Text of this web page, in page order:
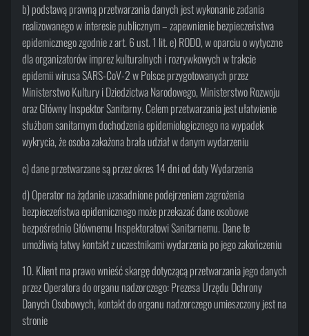
b) podstawą prawną przetwarzania danych jest wykonanie zadania
realizowanego w interesie publicznym – zapewnienie bezpieczeństwa
epidemicznego zgodnie z art. 6 ust. 1 lit. e) RODO, w oparciu o wytyczne
dla organizatorów imprez kulturalnych i rozrywkowych w trakcie
epidemii wirusa SARS-CoV-2 w Polsce przygotowanych przez
Ministerstwo Kultury i Dziedzictwa Narodowego, Ministerstwo Rozwoju
oraz Główny Inspektor Sanitarny. Celem przetwarzania jest ułatwienie
służbom sanitarnym dochodzenia epidemiologicznego na wypadek
wykrycia, że osoba zakażona brała udział w danym wydarzeniu
c) dane przetwarzane są przez okres 14 dni od daty Wydarzenia
d) Operator na żądanie uzasadnione podejrzeniem zagrożenia
bezpieczeństwa epidemicznego może przekazać dane osobowe
bezpośrednio Głównemu Inspektoratowi Sanitarnemu. Dane te
umożliwią łatwy kontakt z uczestnikami wydarzenia po jego zakończeniu
10. Klient ma prawo wnieść skargę dotyczącą przetwarzania jego danych
przez Operatora do organu nadzorczego: Prezesa Urzędu Ochrony
Danych Osobowych, kontakt do organu nadzorczego umieszczony jest na
stronie